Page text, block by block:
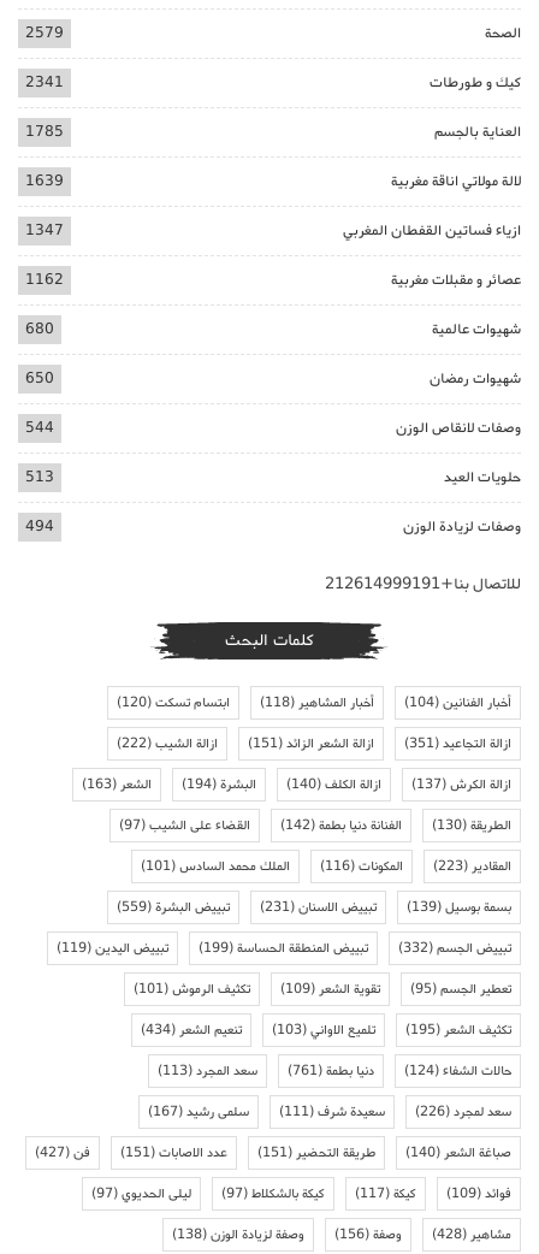
الصحة 2579
كيك و طورطات 2341
العناية بالجسم 1785
لالة مولاتي اناقة مغربية 1639
ازياء فساتين القفطان المغربي 1347
عصائر و مقبلات مغربية 1162
شهيوات عالمية 680
شهيوات رمضان 650
وصفات لانقاص الوزن 544
حلويات العيد 513
وصفات لزيادة الوزن 494
للاتصال بنا+212614999191
كلمات البحث
أخبار الفنانين(104) أخبار المشاهير(118) ابتسام تسكت(120)
ازالة التجاعيد(351) ازالة الشعر الزائد(151) ازالة الشيب(222)
ازالة الكرش(137) ازالة الكلف(140) البشرة(194) الشعر(163)
الطريقة(130) الفنانة دنيا بطمة(142) القضاء على الشيب(97)
المقادير(223) المكونات(116) الملك محمد السادس(101)
بسمة بوسيل(139) تبييض الاسنان(231) تبييض البشرة(559)
تبييض الجسم(332) تبييض المنطقة الحساسة(199) تبييض اليدين(119)
تعطير الجسم(95) تقوية الشعر(109) تكثيف الرموش(101)
تكثيف الشعر(195) تلميع الاواني(103) تنعيم الشعر(434)
حالات الشفاء(124) دنيا بطمة(761) سعد المجرد(113)
سعد لمجرد(226) سعيدة شرف(111) سلمى رشيد(167)
صباغة الشعر(140) طريقة التحضير(151) عدد الاصابات(151) فن(427)
فوائد(109) كيكة(117) كيكة بالشكلاط(97) ليلى الحديوي(97)
مشاهير(428) وصفة(156) وصفة لزيادة الوزن(138)